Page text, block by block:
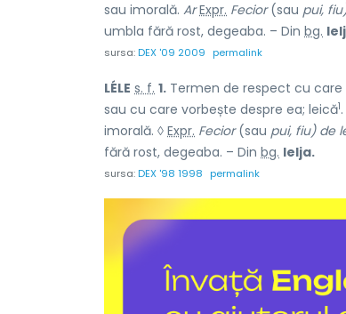
sau imorală. Ar Expr. Fecior(sau pui,
umbla fără rost, degeaba. – Din bg.
sursa:DEX '09 2009 permalink
LÉLE s. f. 1. Termen de respect cu
sau cu care vorbește despre ea; leică1
imorală. ◊ Expr. Fecior(sau pui, fiu) de
fără rost, degeaba. – Din bg. lelja.
sursa:DEX '98 1998 permalink